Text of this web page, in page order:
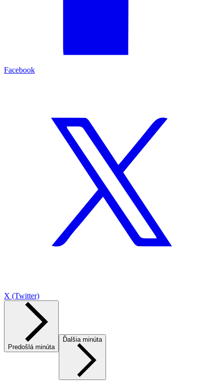
Facebook
X (Twitter)
Predošlá minúta
Ďalšia minúta